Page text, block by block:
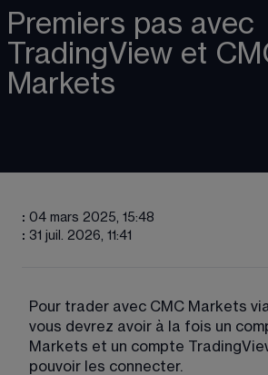
Premiers pas avec
TradingView et
Markets
: 04 mars 2025, 15:48
: 31 juil. 2026, 11:41
Pour trader avec CMC Markets
vous devrez avoir à la fois un
Markets et un compte
pouvoir les connecter.